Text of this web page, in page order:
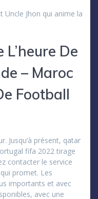
Uncle Jhon qui anime la
De
– Maroc
Football
Jusqu’à présent, qatar
fifa 2022 tirage
contacter le service
promet. Les
importants et avec
avec une